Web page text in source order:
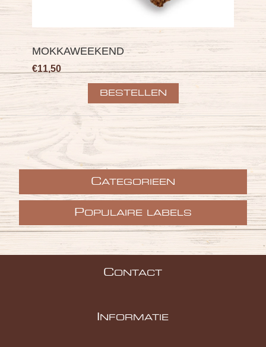
MOKKAWEEKEND
€11,50
CATEGORIEEN
POPULAIRE LABELS
CONTACT
NFORMATIE